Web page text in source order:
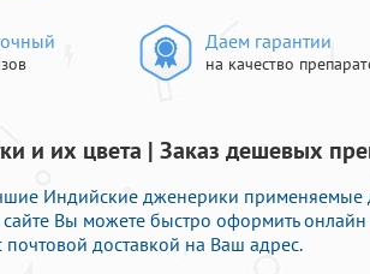
Даем гарантии
на качество
и их цвета | Заказ дешевых
Индийские дженерики применяемые
Вы можете быстро оформить
доставкой на Ваш адрес.